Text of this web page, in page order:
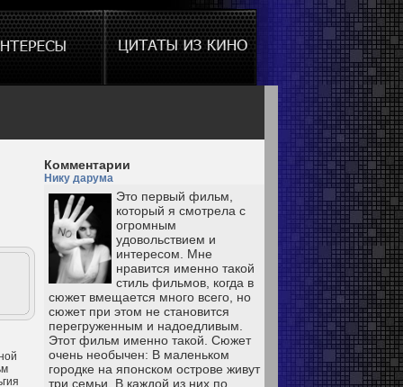
Комментарии
Нику дарума
Это первый фильм,
который я смотрела с
огромным
удовольствием и
интересом. Мне
нравится именно такой
стиль фильмов, когда в
сюжет вмещается много всего, но
сюжет при этом не становится
перегруженным и надоедливым.
Этот фильм именно такой. Сюжет
очень необычен: В маленьком
городке на японском острове живут
три семьи. В каждой из них по